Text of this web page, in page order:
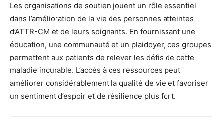
Les organisations de soutien jouent un rôle essentiel
dans l’amélioration de la vie des personnes atteintes
d’ATTR-CM et de leurs soignants. En fournissant une
éducation, une communauté et un plaidoyer, ces groupes
permettent aux patients de relever les défis de cette
maladie incurable. L’accès à ces ressources peut
améliorer considérablement la qualité de vie et favoriser
un sentiment d’espoir et de résilience plus fort.